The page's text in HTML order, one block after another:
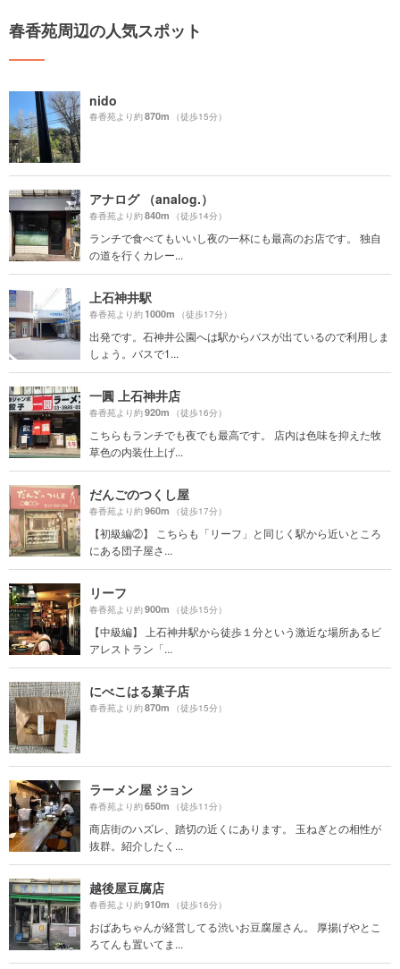
春香苑周辺の人気スポット
nido
春香苑より約870m （徒歩15分）
アナログ （analog.）
春香苑より約840m （徒歩14分）
ランチで食べてもいいし夜の一杯にも最高のお店です。 独自
の道を行くカレー...
上石神井駅
春香苑より約1000m （徒歩17分）
出発です。石神井公園へは駅からバスが出ているので利用しま
しょう。バスで1...
一圓 上石神井店
春香苑より約920m （徒歩16分）
こちらもランチでも夜でも最高です。 店内は色味を抑えた牧
草色の内装仕上げ...
だんごのつくし屋
春香苑より約960m （徒歩17分）
【初級編②】 こちらも「リーフ」と同じく駅から近いところ
にある団子屋さ...
リーフ
春香苑より約900m （徒歩15分）
【中級編】 上石神井駅から徒歩１分という激近な場所あるビ
アレストラン「...
にべこはる菓子店
春香苑より約870m （徒歩15分）
ラーメン屋 ジョン
春香苑より約650m （徒歩11分）
商店街のハズレ、踏切の近くにあります。 玉ねぎとの相性が
抜群。紹介したく...
越後屋豆腐店
春香苑より約910m （徒歩16分）
おばあちゃんが経営してる渋いお豆腐屋さん。 厚揚げやとこ
ろてんも置いてま...